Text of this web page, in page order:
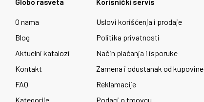
O nama
Blog
Aktuelni katalozi
Kontakt
FAQ
Kategorije
Uslovi korišćenja i prodaje
Politika privatnosti
Način plaćanja i isporuke
Zamena i odustanak od kupovine
Reklamacije
Podaci o trgovcu